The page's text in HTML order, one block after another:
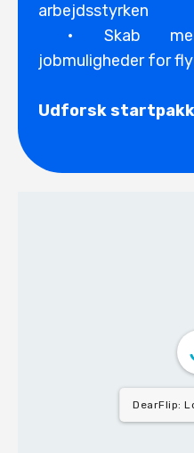
arbejdsstyrken
• Skab
jobmuligheder for
Udforsk
DearFlip: